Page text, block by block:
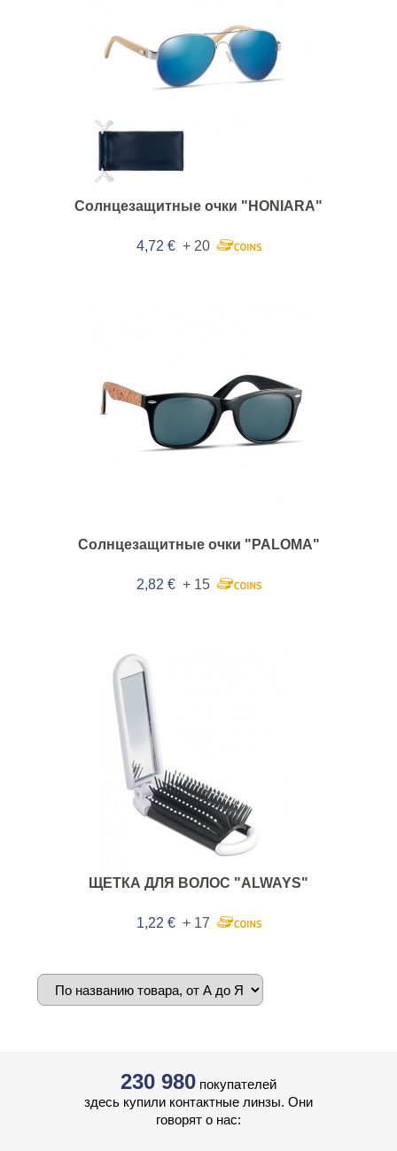
Солнцезащитные очки "HONIARA"
4,72 € + 20
Солнцезащитные очки "PALOMA"
2,82 € + 15
ЩЕТКА ДЛЯ ВОЛОС "ALWAYS"
1,22 € + 17
230 980 покупателей
здесь купили контактные линзы. Они
говорят о нас: